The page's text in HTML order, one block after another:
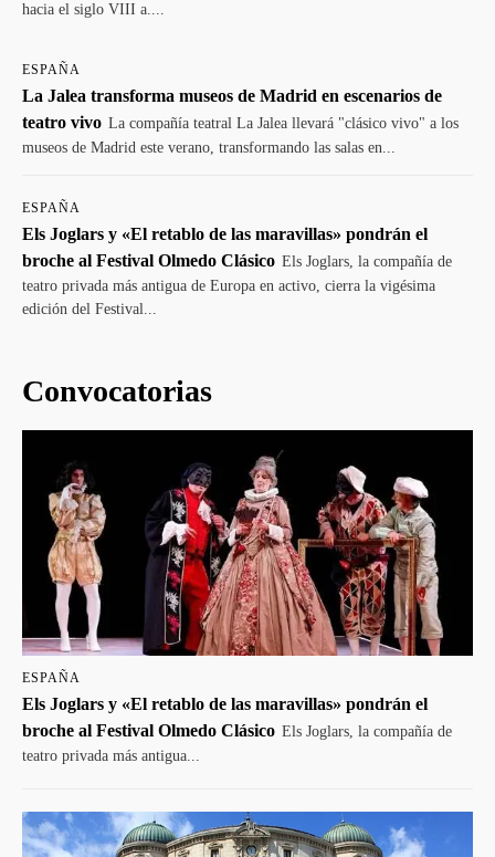
hacia el siglo VIII a....
ESPAÑA
La Jalea transforma museos de Madrid en escenarios de
teatro vivo La compañía teatral La Jalea llevará "clásico vivo" a los
museos de Madrid este verano, transformando las salas en...
ESPAÑA
Els Joglars y «El retablo de las maravillas» pondrán el
broche al Festival Olmedo Clásico Els Joglars, la compañía de
teatro privada más antigua de Europa en activo, cierra la vigésima
edición del Festival...
Convocatorias
ESPAÑA
Els Joglars y «El retablo de las maravillas» pondrán el
broche al Festival Olmedo Clásico Els Joglars, la compañía de
teatro privada más antigua...